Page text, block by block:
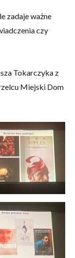
zadaje ważne
czy
Tokarczyka z
Miejski Dom